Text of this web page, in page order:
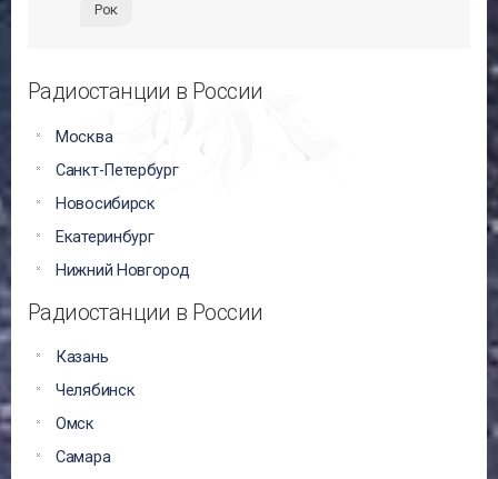
Рок
Радиостанции в России
Москва
Санкт-Петербург
Новосибирск
Екатеринбург
Нижний Новгород
Радиостанции в России
Казань
Челябинск
Омск
Самара